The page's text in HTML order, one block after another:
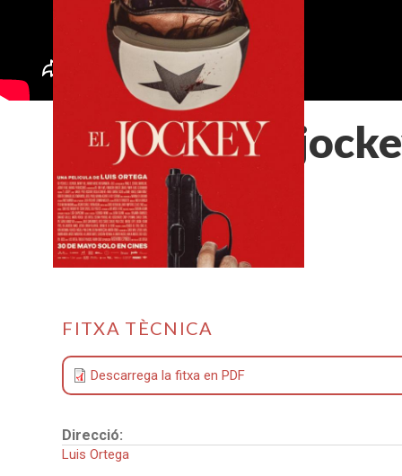
El
FITXA TÈCNICA
Descarrega la fitxa en PDF
Direcció:
Luis Ortega